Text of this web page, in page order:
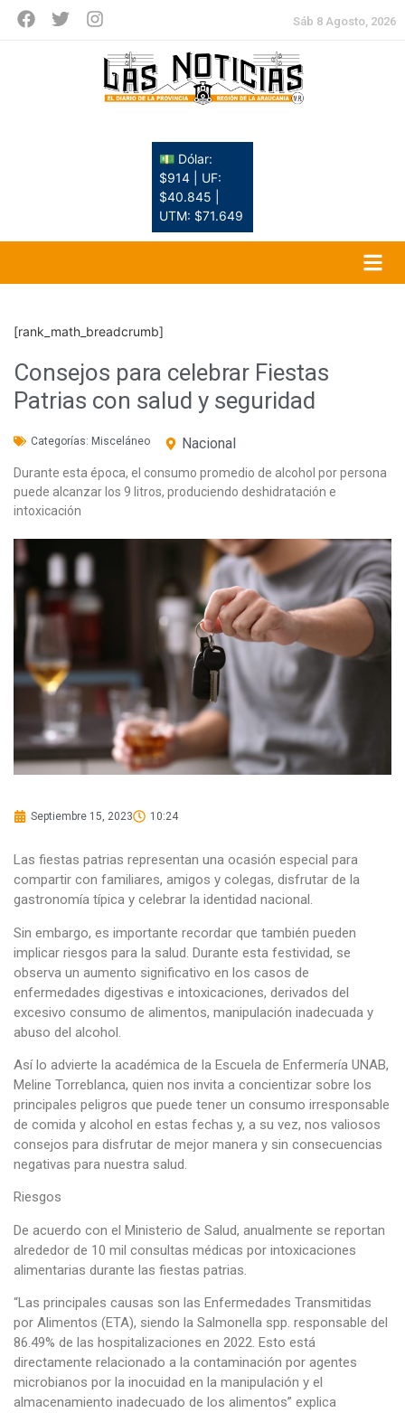
Sáb 8 Agosto, 2026
💵 Dólar:
$914 | UF:
$40.845 |
UTM: $71.649
[rank_math_breadcrumb]
Consejos para celebrar Fiestas
Patrias con salud y seguridad
Categorías: Misceláneo Nacional
Durante esta época, el consumo promedio de alcohol por persona
puede alcanzar los 9 litros, produciendo deshidratación e
intoxicación
Septiembre 15, 2023 10:24
Las fiestas patrias representan una ocasión especial para
compartir con familiares, amigos y colegas, disfrutar de la
gastronomía típica y celebrar la identidad nacional.
Sin embargo, es importante recordar que también pueden
implicar riesgos para la salud. Durante esta festividad, se
observa un aumento significativo en los casos de
enfermedades digestivas e intoxicaciones, derivados del
excesivo consumo de alimentos, manipulación inadecuada y
abuso del alcohol.
Así lo advierte la académica de la Escuela de Enfermería UNAB,
Meline Torreblanca, quien nos invita a concientizar sobre los
principales peligros que puede tener un consumo irresponsable
de comida y alcohol en estas fechas y, a su vez, nos valiosos
consejos para disfrutar de mejor manera y sin consecuencias
negativas para nuestra salud.
Riesgos
De acuerdo con el Ministerio de Salud, anualmente se reportan
alrededor de 10 mil consultas médicas por intoxicaciones
alimentarias durante las fiestas patrias.
“Las principales causas son las Enfermedades Transmitidas
por Alimentos (ETA), siendo la Salmonella spp. responsable del
86.49% de las hospitalizaciones en 2022. Esto está
directamente relacionado a la contaminación por agentes
microbianos por la inocuidad en la manipulación y el
almacenamiento inadecuado de los alimentos” explica